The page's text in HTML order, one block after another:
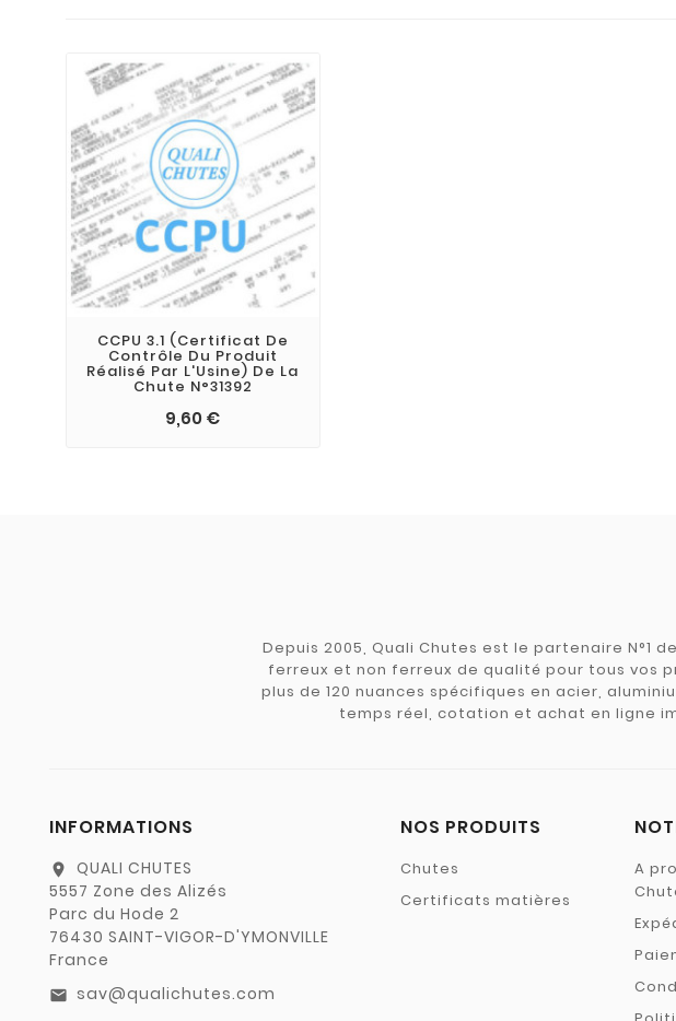
CCPU 3.1 (Certificat De
Contrôle Du Produit
Réalisé Par L'Usine) De La
Chute N°31392
9,60 €
Depuis 2005, Quali Chutes est le partenaire
ferreux et non ferreux de qualité pour tous vos
plus de 120 nuances spécifiques en acier,
temps réel, cotation et achat en ligne
INFORMATIONS
location_on
QUALI CHUTES
5557 Zone des Alizés
Parc du Hode 2
76430 SAINT-VIGOR-D'YMONVILLE
France
email sav@qualichutes.com
NOS PRODUITS
Chutes
Certificats matières
A